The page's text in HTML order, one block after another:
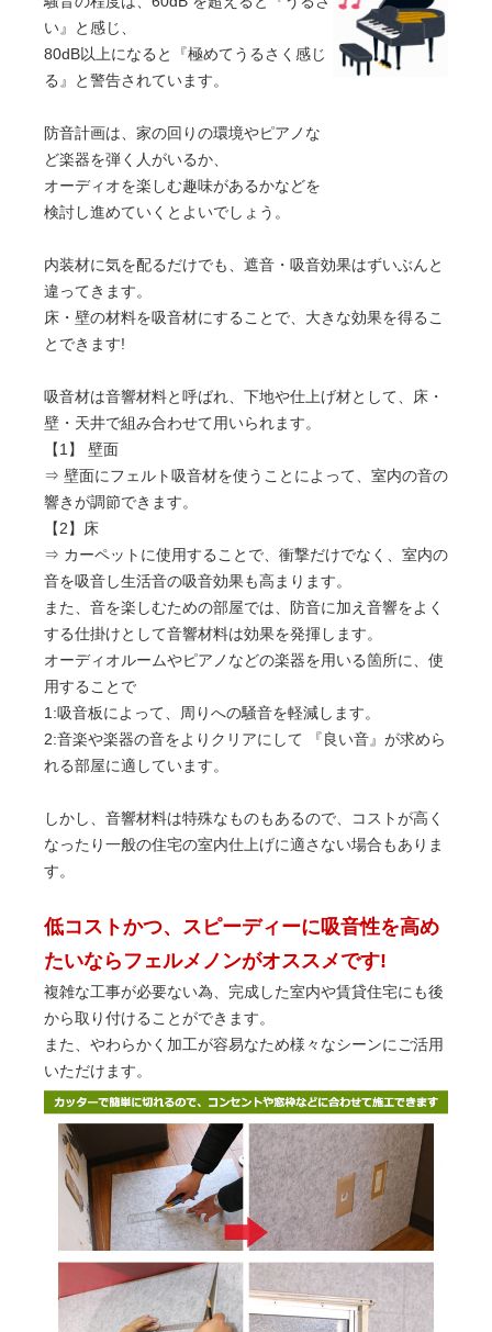
い』と感じ、
80dB以上になると『極めてうるさく感じ
る』と警告されています。
防音計画は、家の回りの環境やピアノな
ど楽器を弾く人がいるか、
オーディオを楽しむ趣味があるかなどを
検討し進めていくとよいでしょう。
内装材に気を配るだけでも、遮音・吸音効果はずいぶんと
違ってきます。
床・壁の材料を吸音材にすることで、大きな効果を得るこ
とできます!
吸音材は音響材料と呼ばれ、下地や仕上げ材として、床・
壁・天井で組み合わせて用いられます。
【1】 壁面
⇒ 壁面にフェルト吸音材を使うことによって、室内の音の
響きが調節できます。
【2】床
⇒ カーペットに使用することで、衝撃だけでなく、室内の
音を吸音し生活音の吸音効果も高まります。
また、音を楽しむための部屋では、防音に加え音響をよく
する仕掛けとして音響材料は効果を発揮します。
オーディオルームやピアノなどの楽器を用いる箇所に、使
用することで
1:吸音板によって、周りへの騒音を軽減します。
2:音楽や楽器の音をよりクリアにして 『良い音』が求めら
れる部屋に適しています。
しかし、音響材料は特殊なものもあるので、コストが高く
なったり一般の住宅の室内仕上げに適さない場合もありま
す。
低コストかつ、スピーディーに吸音性を高め
たいならフェルメノンがオススメです!
複雑な工事が必要ない為、完成した室内や賃貸住宅にも後
から取り付けることができます。
また、やわらかく加工が容易なため様々なシーンにご活用
いただけます。